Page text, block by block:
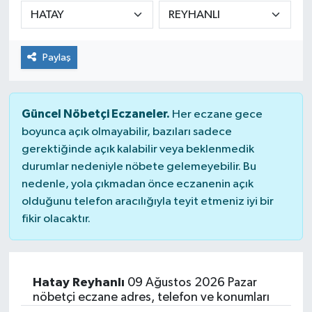
Paylaş
Güncel Nöbetçi Eczaneler. Her eczane gece
boyunca açık olmayabilir, bazıları sadece
gerektiğinde açık kalabilir veya beklenmedik
durumlar nedeniyle nöbete gelemeyebilir. Bu
nedenle, yola çıkmadan önce eczanenin açık
olduğunu telefon aracılığıyla teyit etmeniz iyi bir
fikir olacaktır.
Hatay Reyhanlı 09 Ağustos 2026 Pazar
nöbetçi eczane adres, telefon ve konumları
Dursunbey
Edremit
EĞİTİM
EKONOMİ
Erdek
Gömeç
Havran